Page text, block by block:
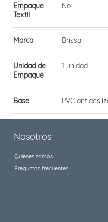
Empaque
Textil
No
Marca Brissa
Unidad de
Empaque
1 unidad
Base PVC
Nosotros
Quienes somos
Preguntas frecuentes